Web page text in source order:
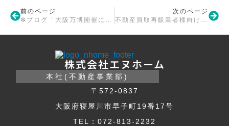
前のページ
✻ブログ「大阪万博開催による不動産市場の影響について」✻
次のページ
不動産買取再販業者様向け✻不動産取得税の軽減措置について✻
株式会社エヌホーム
本社(不動産事業部)
〒572-0837
大阪府寝屋川市早子町19番17号
TEL：072-813-2232